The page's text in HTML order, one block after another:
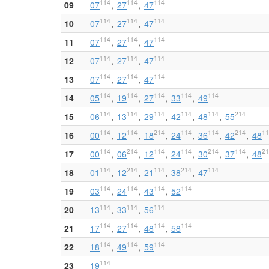
09 07114 27114 47114
10 07114 27114 47114
11 07114 27114 47114
12 07114 27114 47114
13 07114 27114 47114
14 05114 19114 27114 33114 49114
15 06114 13114 29114 42114 48114 55214
16 00114 12114 18214 24114 36114 42214 48
17 00114 06214 12114 24114 30214 37114 48
18 01 114 12214 21 114 38214 47114
19 03114 24114 43114 52114
20 13114 33114 56114
21 17114 27114 48114 58114
22 18114 49114 59114
23 19114